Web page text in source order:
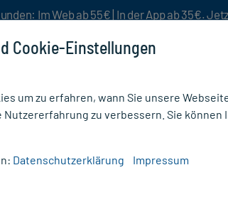
Im Web ab 55€ | In der App ab 35€.
Cookie-Einstellungen
um zu erfahren, wann Sie unsere
Nutzererfahrung zu verbessern. Sie
Datenschutzerklärung Impressum